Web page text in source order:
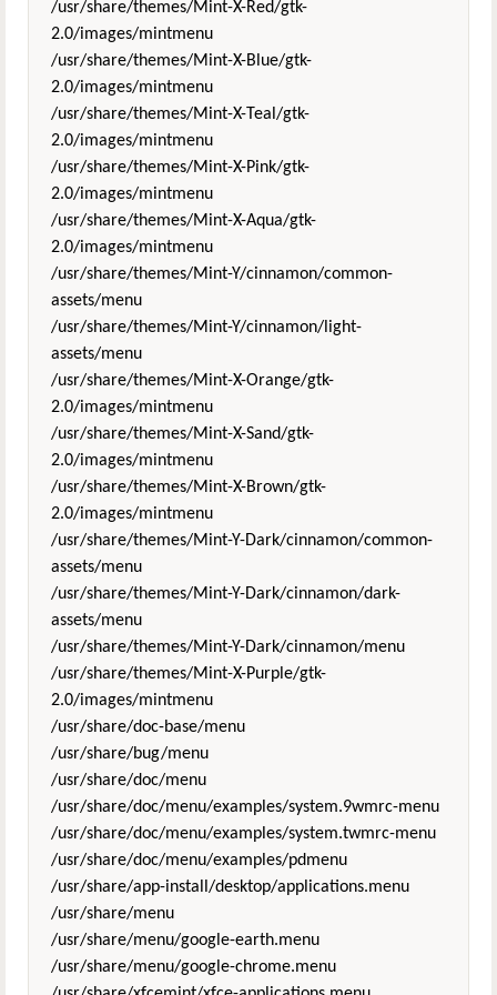
/usr/share/themes/Mint-X-Red/gtk-
2.0/images/mintmenu
/usr/share/themes/Mint-X-Blue/gtk-
2.0/images/mintmenu
/usr/share/themes/Mint-X-Teal/gtk-
2.0/images/mintmenu
/usr/share/themes/Mint-X-Pink/gtk-
2.0/images/mintmenu
/usr/share/themes/Mint-X-Aqua/gtk-
2.0/images/mintmenu
/usr/share/themes/Mint-Y/cinnamon/common-
assets/menu
/usr/share/themes/Mint-Y/cinnamon/light-
assets/menu
/usr/share/themes/Mint-X-Orange/gtk-
2.0/images/mintmenu
/usr/share/themes/Mint-X-Sand/gtk-
2.0/images/mintmenu
/usr/share/themes/Mint-X-Brown/gtk-
2.0/images/mintmenu
/usr/share/themes/Mint-Y-Dark/cinnamon/common-
assets/menu
/usr/share/themes/Mint-Y-Dark/cinnamon/dark-
assets/menu
/usr/share/themes/Mint-Y-Dark/cinnamon/menu
/usr/share/themes/Mint-X-Purple/gtk-
2.0/images/mintmenu
/usr/share/doc-base/menu
/usr/share/bug/menu
/usr/share/doc/menu
/usr/share/doc/menu/examples/system.9wmrc-menu
/usr/share/doc/menu/examples/system.twmrc-menu
/usr/share/doc/menu/examples/pdmenu
/usr/share/app-install/desktop/applications.menu
/usr/share/menu
/usr/share/menu/google-earth.menu
/usr/share/menu/google-chrome.menu